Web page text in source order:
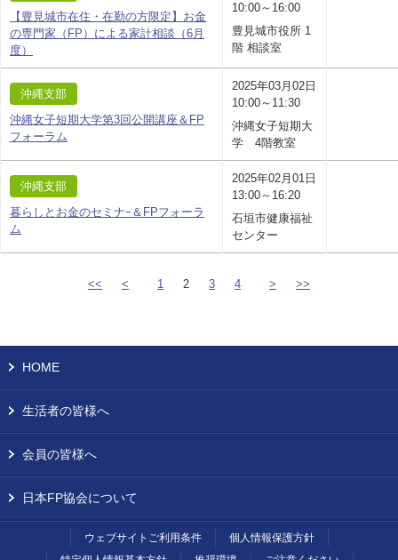
【豊見城市在住・在勤の方限定】お金
の専門家（FP）による家計相談（6月
度）
10:00～16:00
豊見城市役所 1
階 相談室
沖縄支部
沖縄女子短期大学第3回公開講座＆FP
フォーラム
2025年03月02日
10:00～11:30
沖縄女子短期大
学 4階教室
沖縄支部
暮らしとお金のセミナｰ＆FPフォーラ
ム
2025年02月01日
13:00～16:20
石垣市健康福祉
センター
<< < 1 2 3 4 > >>
HOME
生活者の皆様へ
会員の皆様へ
日本FP協会について
ウェブサイトご利用条件
個人情報保護方針